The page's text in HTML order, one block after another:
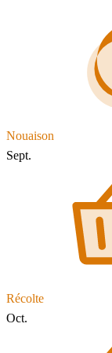
Nouaison
Sept.
Récolte
Oct.